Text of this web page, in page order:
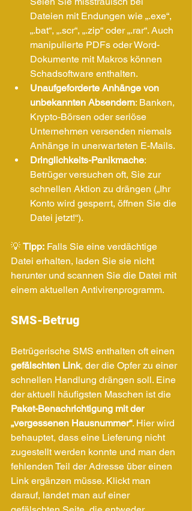
Dateien mit Endungen wie „.exe“,
„.bat“, „.scr“, „.zip“ oder „.rar“. Auch
manipulierte PDFs oder Word-
Dokumente mit Makros können
Schadsoftware enthalten.
Unaufgeforderte Anhänge von
unbekannten Absendern: Banken,
Krypto-Börsen oder seriöse
Unternehmen versenden niemals
Anhänge in unerwarteten E-Mails.
Dringlichkeits-Panikmache:
Betrüger versuchen oft, Sie zur
schnellen Aktion zu drängen („Ihr
Konto wird gesperrt, öffnen Sie die
Datei jetzt!“).
💡 Tipp: Falls Sie eine verdächtige
Datei erhalten, laden Sie sie nicht
herunter und scannen Sie die Datei mit
einem aktuellen Antivirenprogramm.
SMS-Betrug
Betrügerische SMS enthalten oft einen
gefälschten Link, der die Opfer zu einer
schnellen Handlung drängen soll. Eine
der aktuell häufigsten Maschen ist die
Paket-Benachrichtigung mit der
„vergessenen Hausnummer“. Hier wird
behauptet, dass eine Lieferung nicht
zugestellt werden konnte und man den
fehlenden Teil der Adresse über einen
Link ergänzen müsse. Klickt man
darauf, landet man auf einer